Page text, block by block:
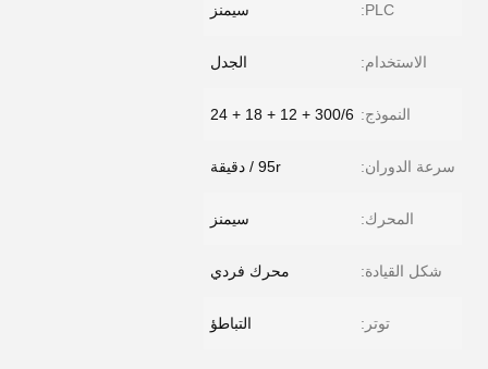
PLC: سيمنز
الاستخدام: الجدل
النموذج: 300/6 + 12 + 18 + 24
سرعة الدوران: 95r / دقيقة
المحرك: سيمنز
شكل القيادة: محرك فردي
توتر: التباطؤ